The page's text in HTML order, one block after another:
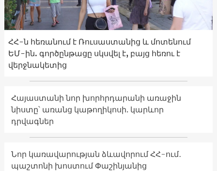
ՀՀ-ն հեռանում է Ռուսաստանից և մոտենում
ԵՄ-ին. գործընթացը սկսվել է, բայց հեռու է
վերջնակետից
Հայաստանի նոր խորհրդարանի առաջին
նիստը՝ առանց կաթողիկոսի. կարևոր
դրվագներ
Նոր կառավարության ձևավորում ՀՀ-ում․
պաշտոնի խոստում Փաշինյանից